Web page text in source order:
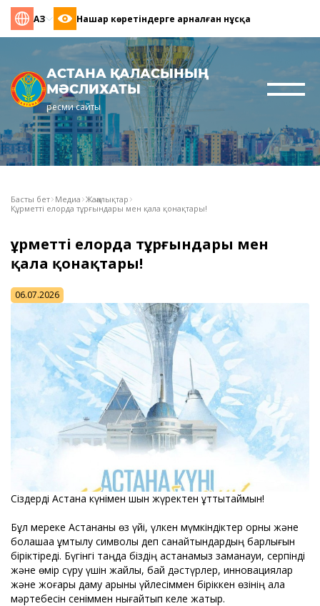
ҚАЗ Нашар көретіндерге арналған нұсқа
АСТАНА ҚАЛАСЫНЫҢ
МӘСЛИХАТЫ
ресми сайты
Басты бет Медиа Жаңалықтар
Құрметті елорда тұрғындары мен қала қонақтары!
Құрметті елорда тұрғындары мен
қала қонақтары!
06.07.2026
Сіздерді Астана күнімен шын жүректен құттықтаймын!
Бұл мереке Астананы өз үйі, үлкен мүмкіндіктер орны және
болашаққа ұмтылу символы деп санайтындардың барлығын
біріктіреді. Бүгінгі таңда біздің астанамыз заманауи, серпінді
және өмір сүру үшін жайлы, бай дәстүрлер, инновациялар
және жоғары даму қарқыны үйлесіммен біріккен өзінің қала
мәртебесін сеніммен нығайтып келе жатыр.